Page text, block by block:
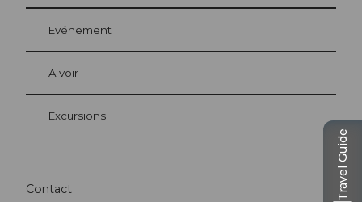
Evénement
A voir
Excursions
Contact
Travel Guide